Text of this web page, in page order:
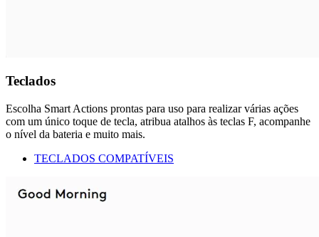
Teclados
Escolha Smart Actions prontas para uso para realizar várias ações
com um único toque de tecla, atribua atalhos às teclas F, acompanhe
o nível da bateria e muito mais.
TECLADOS COMPATÍVEIS